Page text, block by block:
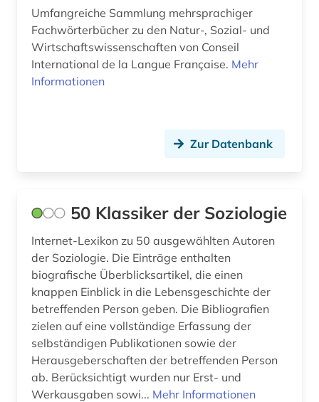
außenpolitik (3)
baden-württemberg (1)
bande (1)
behindertenarbeit (2)
behindertenpädagogik (1)
behinderung (3)
belgien (2)
berlin (3)
beruf (1)
berufliche arbeit (1)
Suedostasien (2)
Suedosteuropa (8)
Thueringen (1)
Ungarn (4)
Umfangreiche Sammlung mehrsprachiger
Fachwörterbücher zu den Natur-, Sozial- und
Wirtschaftswissenschaften von Conseil
International de la Langue Française. Mehr
Informationen
Zur Datenbank
50 Klassiker der Soziologie
Internet-Lexikon zu 50 ausgewählten Autoren
der Soziologie. Die Einträge enthalten
biografische Überblicksartikel, die einen
knappen Einblick in die Lebensgeschichte der
betreffenden Person geben. Die Bibliografien
zielen auf eine vollständige Erfassung der
selbständigen Publikationen sowie der
Herausgeberschaften der betreffenden Person
ab. Berücksichtigt wurden nur Erst- und
Werkausgaben sowi... Mehr Informationen